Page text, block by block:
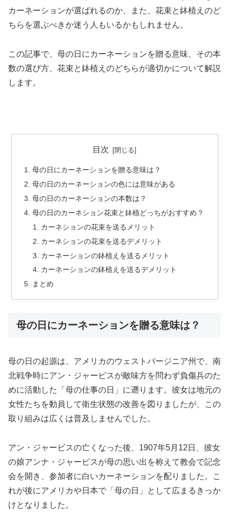
カーネーションが選ばれるのか、また、花束と鉢植えのど
ちらを選ぶべきか迷う人もいるかもしれません。
この記事で、母の日にカーネーションを贈る意味、その本
数の選び方、花束と鉢植えのどちらが適切かについて解説
します。
目次
母の日にカーネーションを贈る意味は？
母の日のカーネーションの色には意味がある
母の日のカーネーションの本数は？
母の日のカーネション花束と鉢植どっちがおすすめ？
カーネションの花束を送るメリット
カーネションの花束を送るデメリット
カーネーションの鉢植えを送るメリット
カーネーションの鉢植えを送るデメリット
まとめ
母の日にカーネーションを贈る意味は？
母の日の起源は、アメリカのウェストバージニア州で、南
北戦争時にアン・ジャービスが敵味方を問わず負傷兵のた
めに活動した「母の仕事の日」に遡ります。彼女は地元の
女性たちを動員して衛生状態の改善を図りましたが、この
取り組みは広くは普及しませんでした。
アン・ジャービスの亡くなった後、1907年5月12日、彼女
の娘アンナ・ジャービスが母の思い出を称えて教会で記念
会を開き、参加者に白いカーネーションを配りました。こ
れが後にアメリカや日本で「母の日」として広まるきっか
けとなりました。